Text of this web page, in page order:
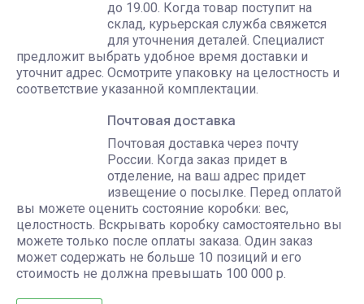
до 19.00. Когда товар поступит на
склад, курьерская служба свяжется
для уточнения деталей. Специалист
предложит выбрать удобное время доставки и
уточнит адрес. Осмотрите упаковку на целостность и
соответствие указанной комплектации.
Почтовая доставка
Почтовая доставка через почту
России. Когда заказ придет в
отделение, на ваш адрес придет
извещение о посылке. Перед оплатой
вы можете оценить состояние коробки: вес,
целостность. Вскрывать коробку самостоятельно вы
можете только после оплаты заказа. Один заказ
может содержать не больше 10 позиций и его
стоимость не должна превышать 100 000 р.